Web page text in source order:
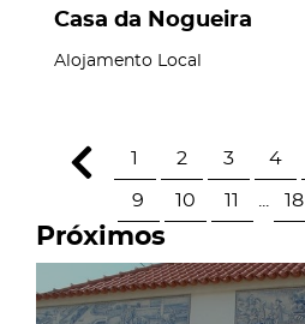
Casa da Nogueira
Alojamento Local
1 2 3 4
9 10 11 18
Próximos
page